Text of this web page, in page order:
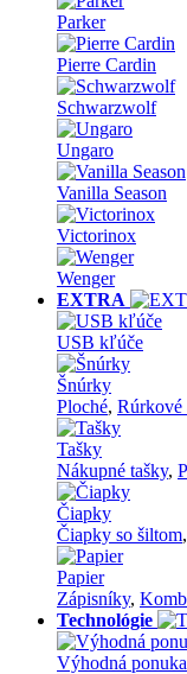
Parker
Pierre Cardin
Schwarzwolf
Ungaro
Vanilla Season
Victorinox
Wenger
EXTRA
USB kľúče
Šnúrky
Ploché, Rúrkové
Tašky
Nákupné tašky,
Čiapky
Čiapky so šiltom,
Papier
Zápisníky,
Technológie
Výhodná ponuka